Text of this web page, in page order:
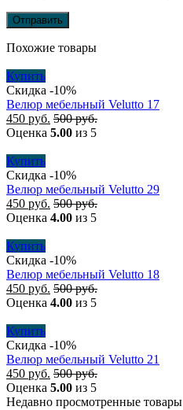
Похожие товары
Купить
Скидка -10%
Велюр мебельный Velutto 17
450 руб. 500руб.
Оценка 5.00 из 5
Купить
Скидка -10%
Велюр мебельный Velutto 29
450 руб. 500руб.
Оценка 4.00 из 5
Купить
Скидка -10%
Велюр мебельный Velutto 18
450 руб. 500руб.
Оценка 4.00 из 5
Купить
Скидка -10%
Велюр мебельный Velutto 21
450 руб. 500руб.
Оценка 5.00 из 5
Недавно просмотренные товары